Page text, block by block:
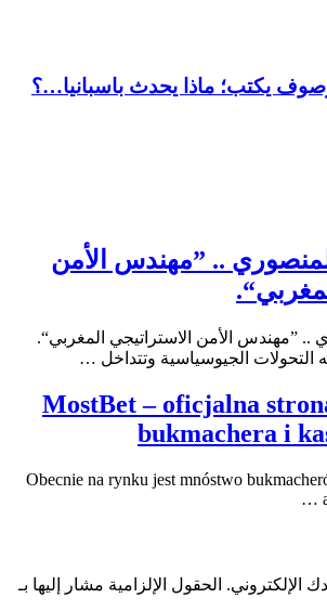
يكتب؛ ماذا يحدث باسبانيا…؟
.. ”مهندس الأمن
.. ”مهندس الأمن الاستراتيجي المغربي“.
الجيوسياسية وتتداخل …
MostBet – oficjalna
bukmachera i
Obecnie na rynku jest mnóstwo
الإلكتروني. الحقول الإلزامية مشار إليها بـ